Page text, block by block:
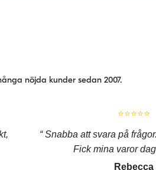
nöjda kunder sedan 2007.
⭐⭐⭐⭐⭐
Snabba att svara på
Fick mina varor
Rebecca